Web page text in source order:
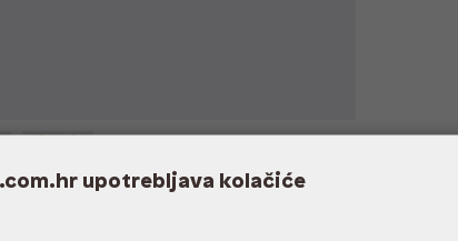
upotrebljava kolačiće